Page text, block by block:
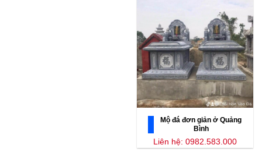
Mộ đá đơn giản ở Quảng
Bình
Liên hệ: 0982.583.000